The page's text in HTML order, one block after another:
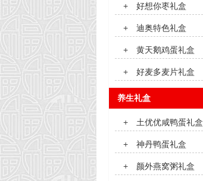
+ 好想你枣礼盒
+ 迪奥特色礼盒
+ 黄天鹅鸡蛋礼盒
+ 好麦多麦片礼盒
养生礼盒
+ 土优优咸鸭蛋礼盒
+ 神丹鸭蛋礼盒
+ 颜外燕窝粥礼盒